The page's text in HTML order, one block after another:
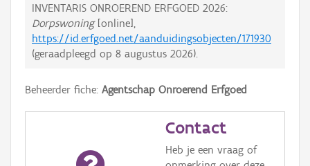
INVENTARIS ONROEREND ERFGOED 2026:
Dorpswoning[online],
https://id.erfgoed.net/aanduidingsobjecten/171930
(geraadpleegd op 8 augustus 2026).
Beheerder fiche: Agentschap Onroerend Erfgoed
Contact
Heb je een vraag of